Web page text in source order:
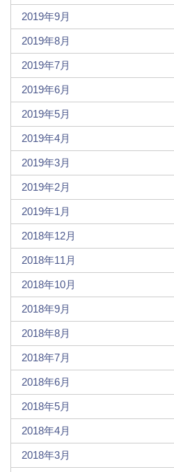
2019年9月
2019年8月
2019年7月
2019年6月
2019年5月
2019年4月
2019年3月
2019年2月
2019年1月
2018年12月
2018年11月
2018年10月
2018年9月
2018年8月
2018年7月
2018年6月
2018年5月
2018年4月
2018年3月